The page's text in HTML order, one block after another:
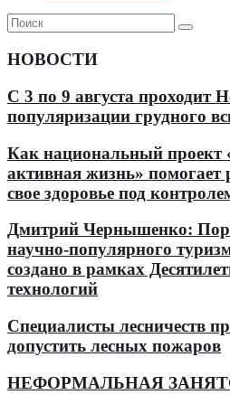
НОВОСТИ
С 3 по 9 августа проходит
популяризации грудного
Как национальный проект
активная жизнь» помогает
свое здоровье под
Дмитрий Чернышенко:
научно-популярного
создано в рамках
технологий
Специалисты лесничеств
допустить лесных пожаров
НЕФОРМАЛЬНАЯ